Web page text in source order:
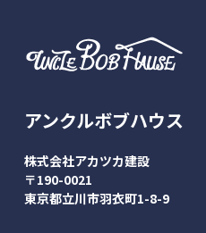
アンクルボブハウス
株式会社アカツカ建設
〒190-0021
東京都立川市羽衣町1-8-9